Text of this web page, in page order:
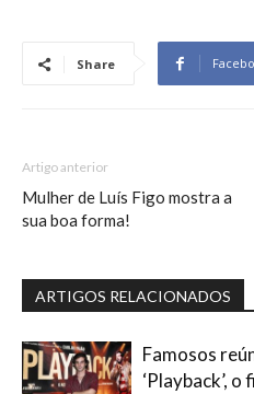
Share
Artigo anterior
Mulher de Luís Figo mostra a
sua boa forma!
ARTIGOS RELACIONADOS
Famosos
‘Playback’,